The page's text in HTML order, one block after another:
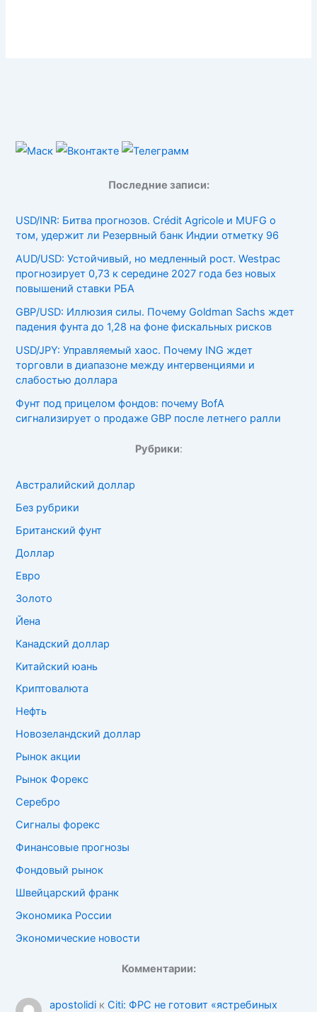
Последние записи:
USD/INR: Битва прогнозов. Crédit Agricole и MUFG о
том, удержит ли Резервный банк Индии отметку 96
AUD/USD: Устойчивый, но медленный рост. Westpac
прогнозирует 0,73 к середине 2027 года без новых
повышений ставки РБА
GBP/USD: Иллюзия силы. Почему Goldman Sachs ждет
падения фунта до 1,28 на фоне фискальных рисков
USD/JPY: Управляемый хаос. Почему ING ждет
торговли в диапазоне между интервенциями и
слабостью доллара
Фунт под прицелом фондов: почему BofA
сигнализирует о продаже GBP после летнего ралли
Рубрики:
Австралийский доллар
Без рубрики
Британский фунт
Доллар
Евро
Золото
Йена
Канадский доллар
Китайский юань
Криптовалюта
Нефть
Новозеландский доллар
Рынок акции
Рынок Форекс
Серебро
Сигналы форекс
Финансовые прогнозы
Фондовый рынок
Швейцарский франк
Экономика России
Экономические новости
Комментарии:
apostolidiк Citi: ФРС не готовит «ястребиных